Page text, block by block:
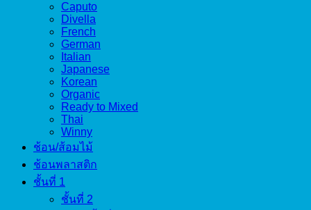
Caputo
Divella
French
German
Italian
Japanese
Korean
Organic
Ready to Mixed
Thai
Winny
ช้อน/ส้อมไม้
ช้อนพลาสติก
ชั้นที่ 1
ชั้นที่ 2